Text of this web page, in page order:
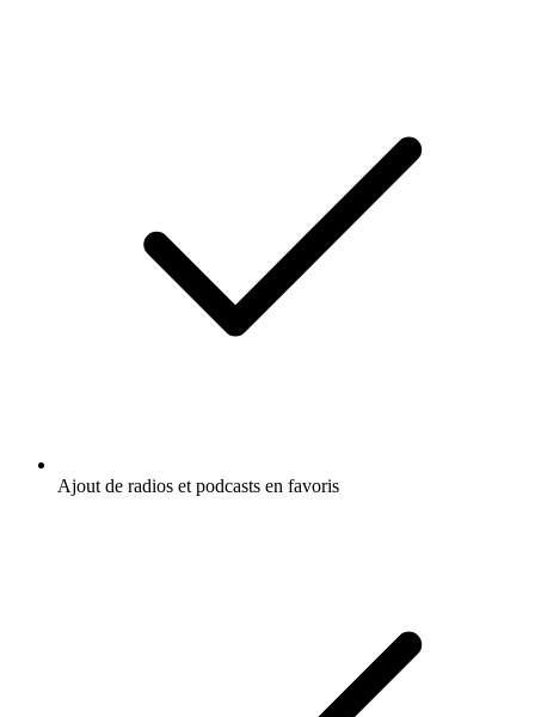
Ajout de radios et podcasts en favoris